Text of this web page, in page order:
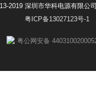
2019 深圳市华科电源有限公
粤ICP备13027123号-1
粤公网安备